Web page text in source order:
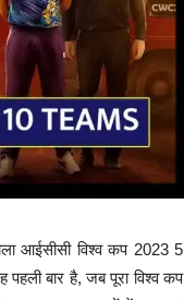
आईसीसी विश्व कप 2023 5
बार है, जब पूरा विश्व कप